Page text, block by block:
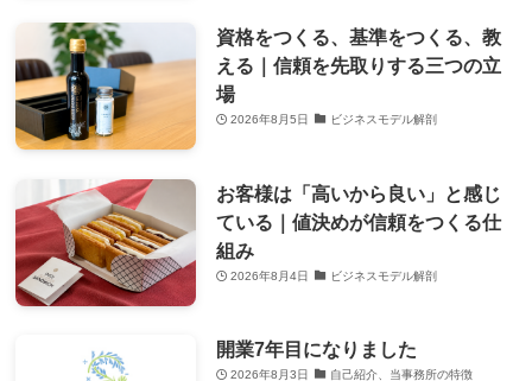
資格をつくる、基準をつくる、教
える｜信頼を先取りする三つの立
場
2026年8月5日 ビジネスモデル解剖
お客様は「高いから良い」と感じ
ている｜値決めが信頼をつくる仕
組み
2026年8月4日 ビジネスモデル解剖
開業7年目になりました
2026年8月3日 自己紹介、当事務所の特徴